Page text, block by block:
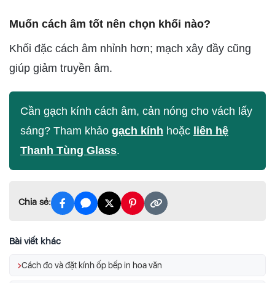
Muốn cách âm tốt nên chọn khối nào?
Khối đặc cách âm nhỉnh hơn; mạch xây đầy cũng
giúp giảm truyền âm.
Cần gạch kính cách âm, cản nóng cho vách lấy
sáng? Tham khảo gạch kính hoặc liên hệ
Thanh Tùng Glass.
Chia sẻ:
Bài viết khác
Cách đo và đặt kính ốp bếp in hoa văn